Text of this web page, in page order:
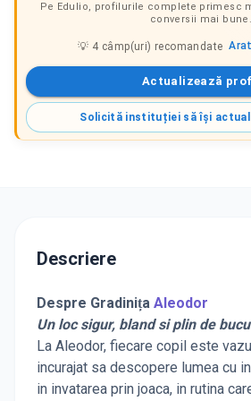
Pe Edulio, profilurile complete primesc
conversii mai bune.
💡 4 câmp(uri) recomandate
Actualizează
Solicită instituției să își
Descriere
Despre Gradinița Aleodor
Un loc sigur, bland si plin de
La Aleodor, fiecare copil este
incurajat sa descopere lumea cu
in invatarea prin joaca, in rutina